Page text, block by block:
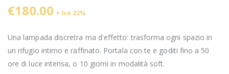
€180.00 + Iva 22%
Una lampada discretra ma d'effetto: trasforma ogni spazio in
un rifugio intimo e raffinato. Portala con te e goditi fino a 50
ore di luce intensa, o 10 giorni in modalità soft.